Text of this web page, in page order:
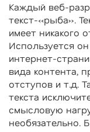
Каждый веб-
текст-«рыба».
имеет никакого
Используется
интернет-
вида контента,
отступов и т.д.
текста
смысловую
необязательно.